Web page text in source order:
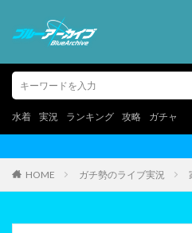
水着 実況 ランキング 攻略 ガチャ
ブルーアーカイブ（ブルア
HOME ガチ勢のライブ実況